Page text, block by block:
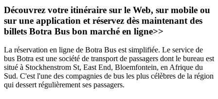
Découvrez votre itinéraire sur le Web, sur mobile ou
sur une application et réservez dès maintenant des
billets Botra Bus bon marché en ligne>>
La réservation en ligne de Botra Bus est simplifiée. Le service de
bus Botra est une société de transport de passagers dont le bureau est
situé à Stockhenstrom St, East End, Bloemfontein, en Afrique du
Sud. C'est l'une des compagnies de bus les plus célèbres de la région
qui dessert régulièrement ses passagers.